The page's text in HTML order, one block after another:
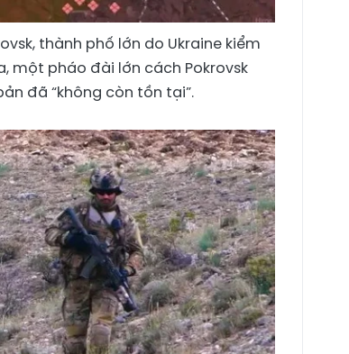
thành phố lớn do Ukraine kiểm
một pháo đài lớn cách Pokrovsk
đã “không còn tồn tại”.